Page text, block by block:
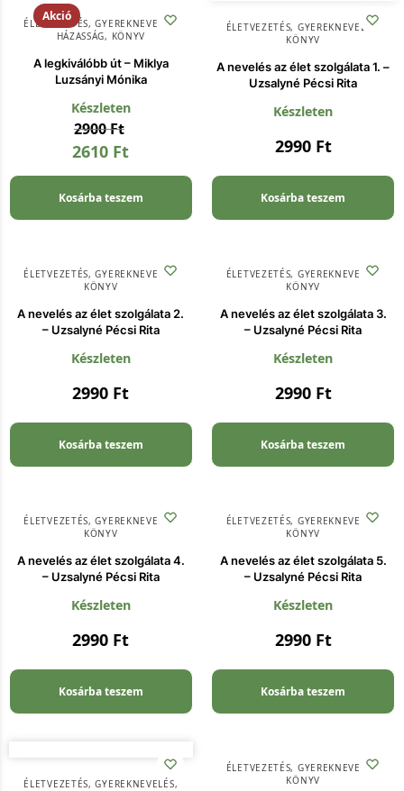
Akció
ÉLETVEZETÉS,GYEREKNEVELÉS,
HÁZASSÁG, KÖNYV
A legkiválóbb út – Miklya
Luzsányi Mónika
Készleten
2900Ft
2610 Ft
Kosárba teszem
ÉLETVEZETÉS, GYEREKNEVELÉS
KÖNYV
A nevelés az élet szolgálata 1. –
Uzsalyné Pécsi Rita
Készleten
2990 Ft
Kosárba teszem
ÉLETVEZETÉS,GYEREKNEVELÉS,
KÖNYV
A nevelés az élet szolgálata 2.
– Uzsalyné Pécsi Rita
Készleten
2990 Ft
Kosárba teszem
ÉLETVEZETÉS, GYEREKNEVELÉS,
KÖNYV
A nevelés az élet szolgálata 3.
– Uzsalyné Pécsi Rita
Készleten
2990 Ft
Kosárba teszem
ÉLETVEZETÉS,GYEREKNEVELÉS,
KÖNYV
A nevelés az élet szolgálata 4.
– Uzsalyné Pécsi Rita
Készleten
2990 Ft
Kosárba teszem
ÉLETVEZETÉS, GYEREKNEVELÉS,
KÖNYV
A nevelés az élet szolgálata 5.
– Uzsalyné Pécsi Rita
Készleten
2990 Ft
Kosárba teszem
ÉLETVEZETÉS,GYEREKNEVELÉS,
ÉLETVEZETÉS, GYEREKNEVELÉS,
KÖNYV